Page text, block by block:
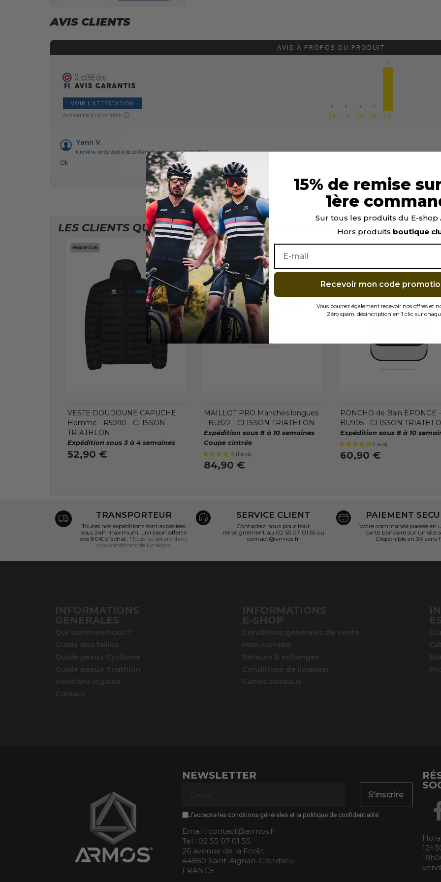
AVIS CLIENTS
AVIS À PROPOS DU PRODUIT
VOIR L'ATTESTATION
Avis soumis à un contrôle
0
1★
0
2★
0
3★
0
4★
1
5★
Yann V.
Publié le 18/05/2025 à 08:23(Date de commande : 11/01/2025)
Ok
LES CLIENTS QUI ONT ACHETÉ CE PRODUIT ONT ÉGALEMENT
VESTE DOUDOUNE CAPUCHE
Homme - R5090 - CLISSON
TRIATHLON
Expédition sous 3 à 4 semaines
52,90 €
MAILLOT PRO Manches longues
- BU322 - CLISSON TRIATHLON
Expédition sous 8 à 10 semaines
Coupe cintrée
84,90 €
PONCHO de Bain EPONGE -
BU905 - CLISSON
Expédition sous 8 à 10
60,90 €
TRANSPORTEUR
Toutes nos expéditions sont expédiées
sous 24h maximum. Livraison offerte
dès 80€ d’achat. *Tous les détails dans
nos conditions de livraison
SERVICE CLIENT
Contactez nous pour tout
renseignement au 02 55 07 01 55 ou
contact@armos.fr
PAIEMENT
Votre commande passée en
carte bancaire sur un site
Disponible en 3X sans
INFORMATIONS
GÉNÉRALES
Qui sommes-nous ?
Guide des tailles
Guide peaux Cyclisme
Guide peaux Triathlon
Mentions légales
Contact
INFORMATIONS
E-SHOP
Conditions générales de vente
Mon compte
Retours & échanges
Conditions de livraison
Cartes cadeaux
NEWSLETTER
S'inscrire
J'accepte les conditions générales et la politique de confidentialité.
Email : contact@armos.fr
Tel : 02 55 07 01 55
26 avenue de la Forêt
44860 Saint-Aignan-Grandlieu
FRANCE
15% de remise
1ère
Sur tous les produits du E-shop
Hors produits boutique
Recevoir mon code
Vous pourrez également recevoir nos offres et
Zéro spam, désincription en 1 clic sur